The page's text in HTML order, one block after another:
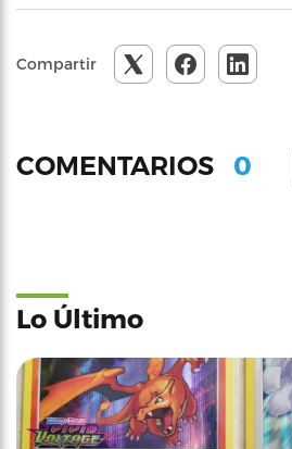
Compartir
COMENTARIOS 0
Lo Último